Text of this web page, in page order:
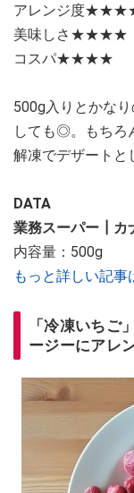
アレンジ度
美味しさ★★★★
コスパ★★★★
500g入りとかな
しても◎。もちろ
解凍でデザートと
DATA
業務スーパー┃カ
内容量：500g
もっと詳しい記事
「冷凍いちご
ージーにアレ